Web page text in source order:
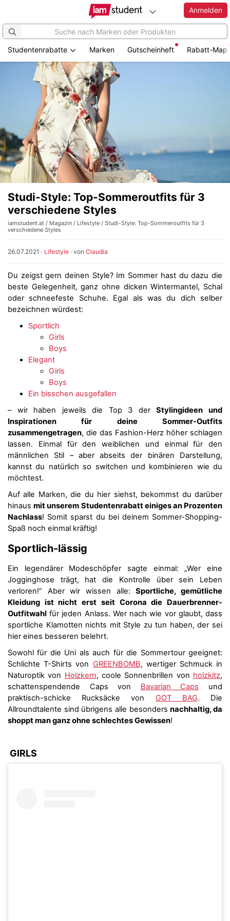
Anmelden
Studentenrabatte Marken Gutscheinheft Rabatt-Map
Studi-Style: Top-Sommeroutfits für 3
verschiedene Styles
iamstudent.at / Magazin / Lifestyle / Studi-Style: Top-Sommeroutfits für 3
verschiedene Styles
26.07.2021 · Lifestyle · von Claudia
Du zeigst gern deinen Style? Im Sommer hast du dazu die
beste Gelegenheit, ganz ohne dicken Wintermantel, Schal
oder schneefeste Schuhe. Egal als was du dich selber
bezeichnen würdest:
Sportlich
Girls
Boys
Elegant
Girls
Boys
Ein bisschen ausgefallen
– wir haben jeweils die Top 3 derStylingideen und
Inspirationen für deine Sommer-Outfits
zusammengetragen, die das Fashion-Herz höher schlagen
lassen. Einmal für den weiblichen und einmal für den
männlichen Stil – aber abseits der binären Darstellung,
kannst du natürlich so switchen und kombinieren wie du
möchtest.
Auf alle Marken, die du hier siehst, bekommst du darüber
hinausmit unserem Studentenrabatt einiges an Prozenten
Nachlass! Somit sparst du bei deinem Sommer-Shopping-
Spaß noch einmal kräftig!
Sportlich-lässig
Ein legendärer Modeschöpfer sagte einmal: „Wer eine
Jogginghose trägt, hat die Kontrolle über sein Leben
verloren!“ Aber wir wissen alle:Sportliche, gemütliche
Kleidung ist nicht erst seit Corona die Dauerbrenner-
Outfitwahl für jeden Anlass. Wer nach wie vor glaubt, dass
sportliche Klamotten nichts mit Style zu tun haben, der sei
hier eines besseren belehrt.
Sowohl für die Uni als auch für die Sommertour geeignet:
Schlichte T-Shirts von GREENBOMB, wertiger Schmuck in
Naturoptik von Holzkern, coole Sonnenbrillen von holzkitz,
schattenspendende Caps von Bavarian Caps und
praktisch-schicke Rucksäcke von GOT BAG. Die
Allroundtalente sind übrigens alle besondersnachhaltig, da
shoppt man ganz ohne schlechtes Gewissen!
GIRLS